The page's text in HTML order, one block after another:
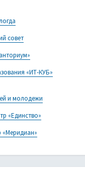
совет
«ИТ-КУБ»
и молодежи
«Единство»
«Меридиан»